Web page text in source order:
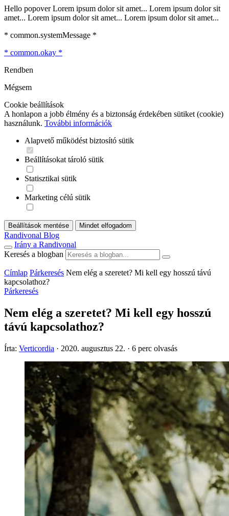
Hello popover Lorem ipsum dolor sit amet... Lorem ipsum dolor sit
amet... Lorem ipsum dolor sit amet... Lorem ipsum dolor sit amet...
* common.systemMessage *
* common.okay *
Rendben
Mégsem
Cookie beállítások
A honlapon a jobb élmény és a biztonság érdekében sütiket (cookie)
használunk. További információk
Alapvető működést biztosító sütik
Beállításokat tároló sütik
Statisztikai sütik
Marketing célú sütik
Beállítások mentése Mindet elfogadom
Randivonal Blog
Irány a Randivonal
Keresés a blogban
Címlap Párkeresés Nem elég a szeretet? Mi kell egy hosszú távú
kapcsolathoz?
Párkeresés
Nem elég a szeretet? Mi kell egy hosszú
távú kapcsolathoz?
Írta: Verticordia · 2020. augusztus 22. · 6 perc olvasás